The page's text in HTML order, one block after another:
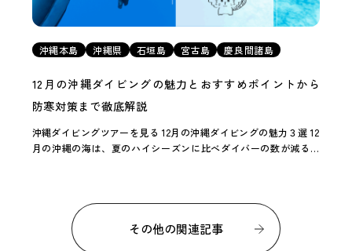
沖縄本島 沖縄県 石垣島 宮古島 慶良間諸島
12月の沖縄ダイビングの魅力とおすすめポイントから
防寒対策まで徹底解説
沖縄ダイビングツアーを見る 12月の沖縄ダイビングの魅力３選 12
月の沖縄の海は、夏のハイシーズンに比べダイバーの数が減る傾
その他の関連記事